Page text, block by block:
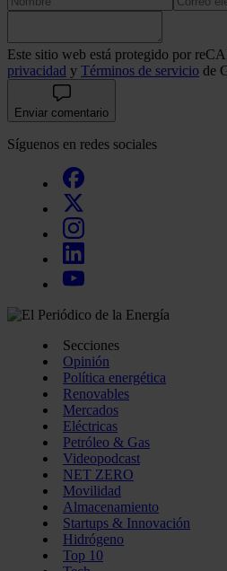
Este sitio web está protegido por
privacidad y Términos de servicio de
Enviar comentario
Síguenos en redes sociales
Secciones
Opinión
Política energética
Renovables
Mercados
Eléctricas
Petróleo & Gas
Videopodcast
NET ZERO
Movilidad
Almacenamiento
Startups & Innovación
Hidrógeno
Top 10